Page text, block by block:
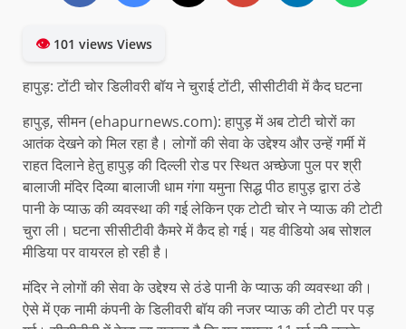
👁101 views Views
हापुड़: टोंटी चोर डिलीवरी बॉय ने चुराई टोंटी, सीसीटीवी में कैद घटना
हापुड़, सीमन (ehapurnews.com): हापुड़ में अब टोटी चोरों का
आतंक देखने को मिल रहा है। लोगों की सेवा के उद्देश्य और उन्हें गर्मी में
राहत दिलाने हेतु हापुड़ की दिल्ली रोड पर स्थित अच्छेजा पुल पर श्री
बालाजी मंदिर दिव्या बालाजी धाम गंगा यमुना सिद्ध पीठ हापुड़ द्वारा ठंडे
पानी के प्याऊ की व्यवस्था की गई लेकिन एक टोटी चोर ने प्याऊ की टोटी
चुरा ली। घटना सीसीटीवी कैमरे में कैद हो गई। यह वीडियो अब सोशल
मीडिया पर वायरल हो रही है।
मंदिर ने लोगों की सेवा के उद्देश्य से ठंडे पानी के प्याऊ की व्यवस्था की।
ऐसे में एक नामी कंपनी के डिलीवरी बॉय की नजर प्याऊ की टोटी पर पड़